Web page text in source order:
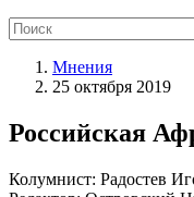
Мнения
25 октября 2019
Российская
Колумнист: Радостев